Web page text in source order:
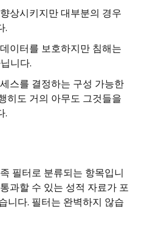
상시키지만 대부분의 경우
.
이터를 보호하지만 침해는
니다.
스를 결정하는 구성 가능한
히도 거의 아무도 그것들을
.
필터로 분류되는 항목입니
과할 수 있는 성적 자료가 포
니다. 필터는 완벽하지 않습